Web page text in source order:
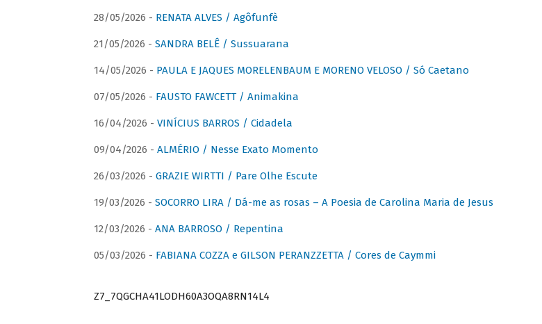
28/05/2026 - RENATA ALVES / Agôfunfè
21/05/2026 - SANDRA BELÊ / Sussuarana
14/05/2026 - PAULA E JAQUES MORELENBAUM E MORENO VELOSO / Só Caetano
07/05/2026 - FAUSTO FAWCETT / Animakina
16/04/2026 - VINÍCIUS BARROS / Cidadela
09/04/2026 - ALMÉRIO / Nesse Exato Momento
26/03/2026 - GRAZIE WIRTTI / Pare Olhe Escute
19/03/2026 - SOCORRO LIRA / Dá-me as rosas – A Poesia de Carolina Maria de Jesus
12/03/2026 - ANA BARROSO / Repentina
05/03/2026 - FABIANA COZZA e GILSON PERANZZETTA / Cores de Caymmi
Z7_7QGCHA41LODH60A3OQA8RN14L4